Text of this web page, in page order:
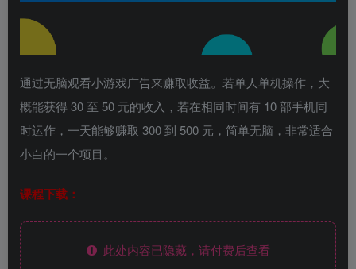
通过无脑观看小游戏广告来赚取收益。若单人单机操作，大
概能获得 30 至 50 元的收入，若在相同时间有 10 部手机同
时运作，一天能够赚取 300 到 500 元，简单无脑，非常适合
小白的一个项目。
课程下载：
此处内容已隐藏，请付费后查看